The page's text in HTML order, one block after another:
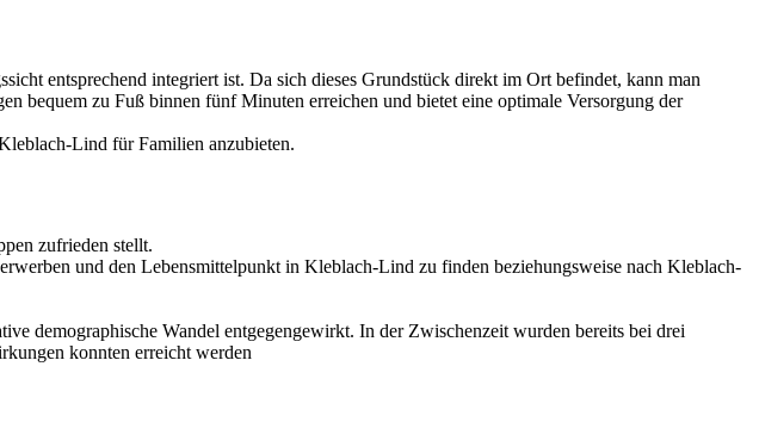
entsprechend integriert ist. Da sich dieses Grundstück direkt im Ort befindet, kann man
bequem zu Fuß binnen fünf Minuten erreichen und bietet eine optimale Versorgung der
Lind für Familien anzubieten.
zufrieden stellt.
und den Lebensmittelpunkt in Kleblach-Lind zu finden beziehungsweise nach Kleblach-
demographische Wandel entgegengewirkt. In der Zwischenzeit wurden bereits bei drei
konnten erreicht werden